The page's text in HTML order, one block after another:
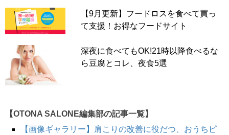
【9月更新】フードロスを食べて買っ
て支援！お得なフードサイト
深夜に食べてもOK!21時以降食べるな
ら豆腐とコレ、夜食5選
【OTONA SALONE編集部の記事一覧】
【画像ギャラリー】肩こりの改善に役だつ、おうちピ